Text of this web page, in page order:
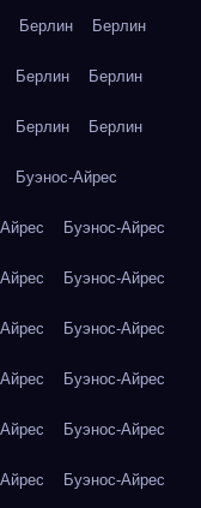
Берлин Берлин
Берлин Берлин
Берлин Берлин
Буэнос-Айрес
Буэнос-Айрес
Буэнос-Айрес
Буэнос-Айрес
Буэнос-Айрес
Буэнос-Айрес
Буэнос-Айрес